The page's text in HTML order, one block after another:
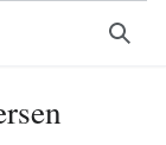
Søk